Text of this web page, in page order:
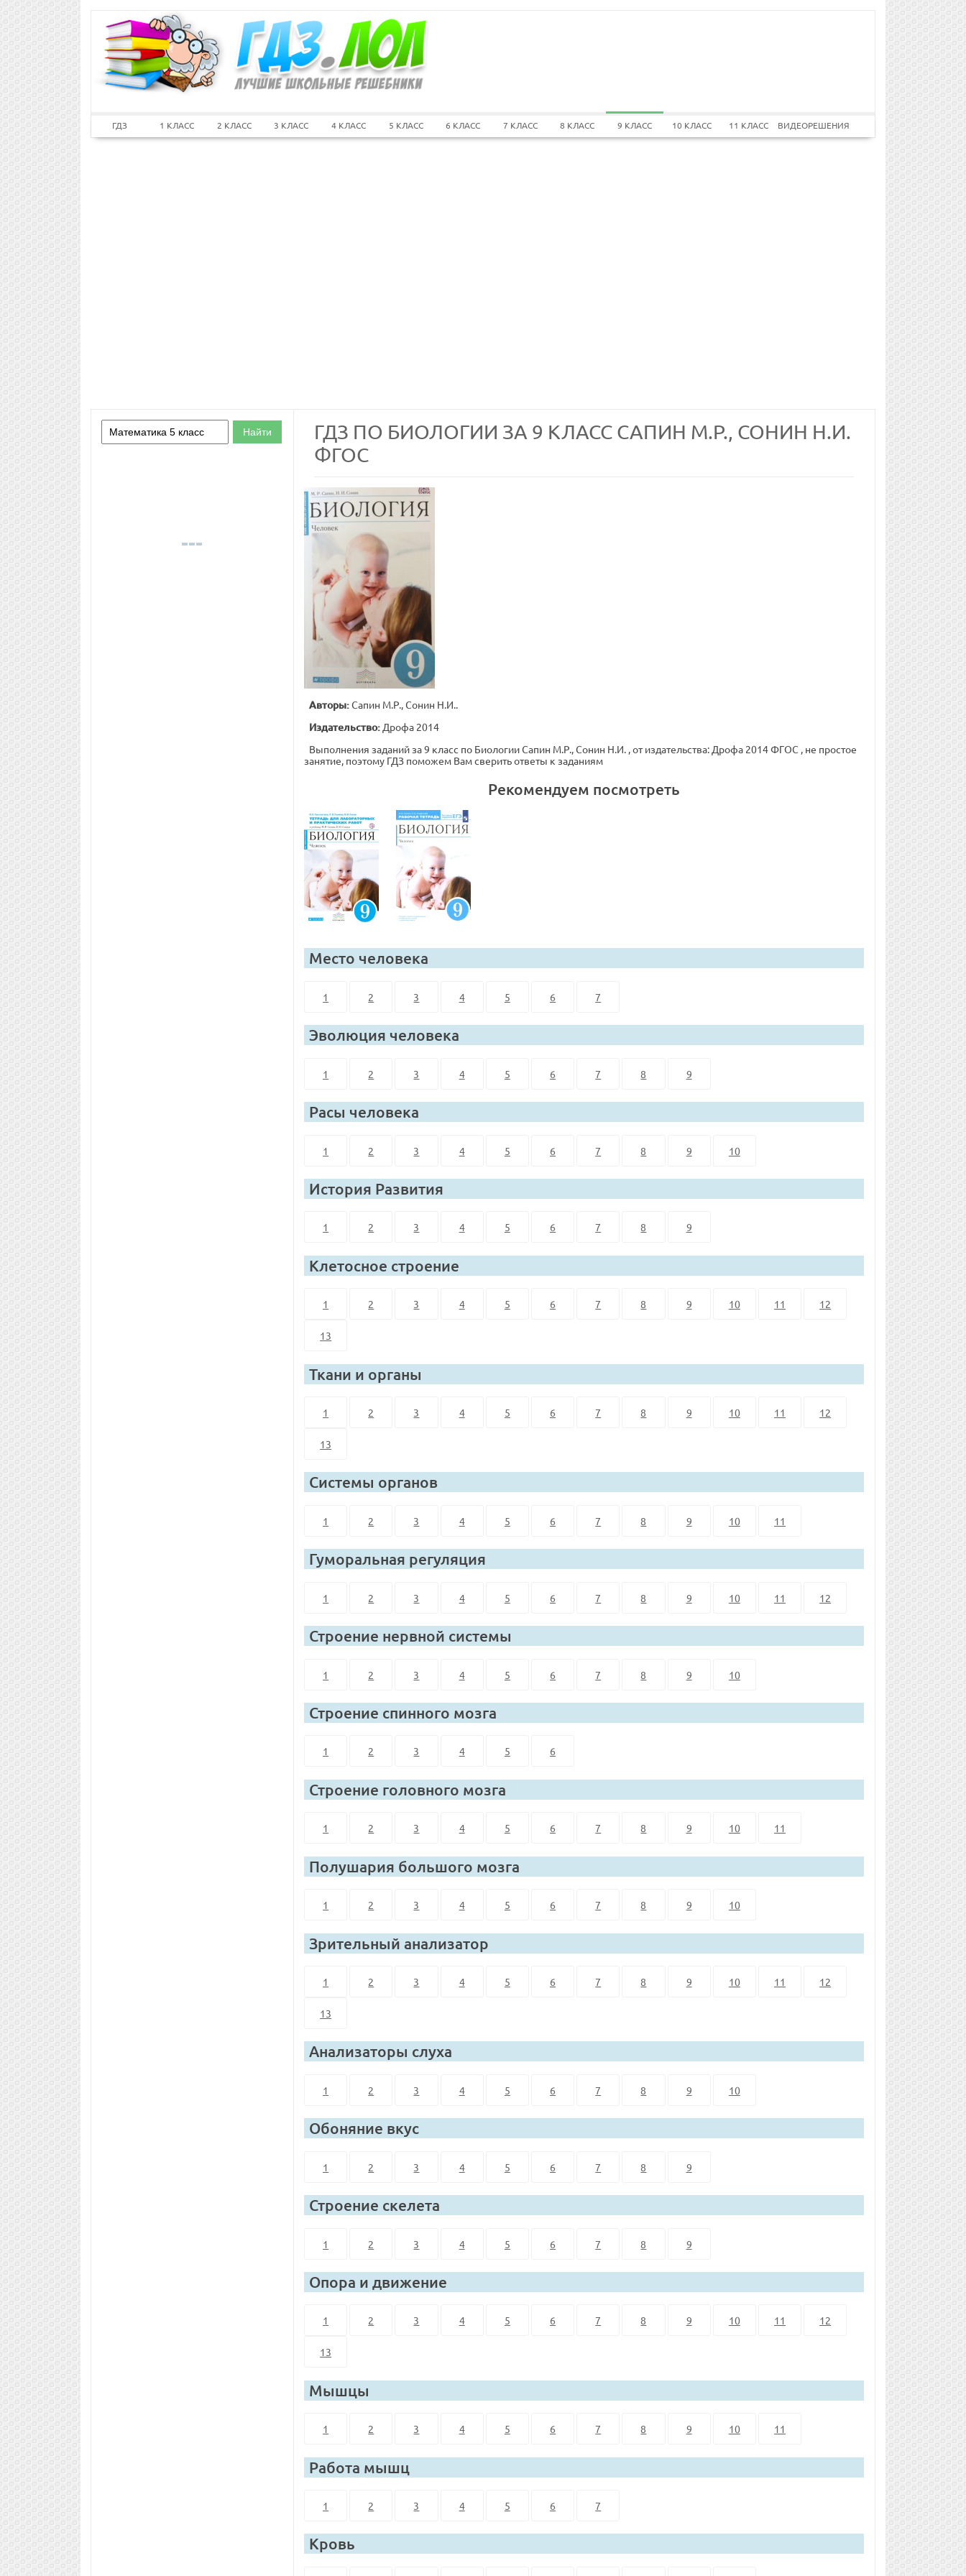
ГДЗ 1 КЛАСС 2 КЛАСС 3 КЛАСС 4 КЛАСС 5 КЛАСС 6 КЛАСС 7 КЛАСС 8 КЛАСС 9 КЛАСС 10 КЛАСС 11 КЛАСС ВИДЕОРЕШЕНИЯ
ГДЗ ПО БИОЛОГИИ ЗА 9 КЛАСС САПИН М.Р., СОНИН Н.И.
ФГОС
Авторы:Сапин М.Р., Сонин Н.И..
Издательство: Дрофа 2014
Выполнения заданий за 9 класс по Биологии Сапин М.Р., Сонин Н.И. , от издательства: Дрофа 2014 ФГОС , не простое
занятие, поэтому ГДЗ поможем Вам сверить ответы к заданиям
Рекомендуем посмотреть
Место человека
1 2 3 4 5 6 7
Эволюция человека
1 2 3 4 5 6 7 8 9
Расы человека
1 2 3 4 5 6 7 8 9 10
История Развития
1 2 3 4 5 6 7 8 9
Клетосное строение
1 2 3 4 5 6 7 8 9 10 11 12
13
Ткани и органы
1 2 3 4 5 6 7 8 9 10 11 12
13
Системы органов
1 2 3 4 5 6 7 8 9 10 11
Гуморальная регуляция
1 2 3 4 5 6 7 8 9 10 11 12
Строение нервной системы
1 2 3 4 5 6 7 8 9 10
Строение спинного мозга
1 2 3 4 5 6
Строение головного мозга
1 2 3 4 5 6 7 8 9 10 11
Полушария большого мозга
1 2 3 4 5 6 7 8 9 10
Зрительный анализатор
1 2 3 4 5 6 7 8 9 10 11 12
13
Анализаторы слуха
1 2 3 4 5 6 7 8 9 10
Обоняние вкус
1 2 3 4 5 6 7 8 9
Строение скелета
1 2 3 4 5 6 7 8 9
Опора и движение
1 2 3 4 5 6 7 8 9 10 11 12
13
Мышцы
1 2 3 4 5 6 7 8 9 10 11
Работа мышц
1 2 3 4 5 6 7
Кровь